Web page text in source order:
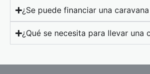
¿Se puede financiar una
¿Qué se necesita para llevar una